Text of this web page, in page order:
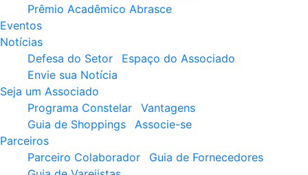
Prêmio Acadêmico Abrasce
Eventos
Notícias
Defesa do Setor
Espaço do Associado
Envie sua Notícia
Seja um Associado
Programa Constelar
Vantagens
Guia de Shoppings
Associe-se
Parceiros
Parceiro Colaborador
Guia de Fornecedores